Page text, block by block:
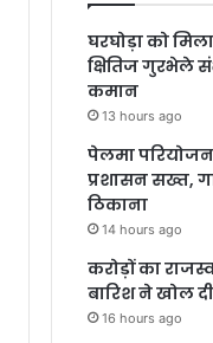
घरघोड़ा को
क्षितिज गुरभेले
कमान
13 hours ago
पेलमा
प्रशासन सख्त,
ठिकाना
14 hours ago
करोड़ों का
बारिश ने खोल
16 hours ago